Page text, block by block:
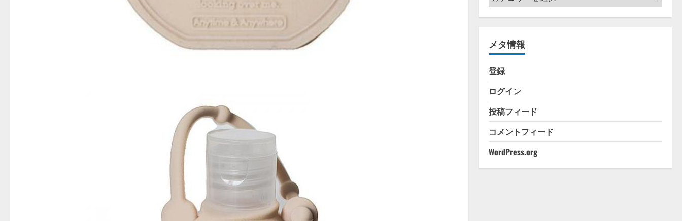
テ
ゴ
ー
メタ情報
登録
ログイン
投稿フィード
コメントフィード
WordPress.org